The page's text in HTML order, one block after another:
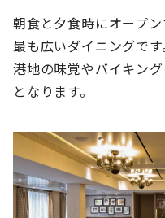
朝食と夕食時にオープ
最も広いダイニングで
港地の味覚やバイキン
となります。